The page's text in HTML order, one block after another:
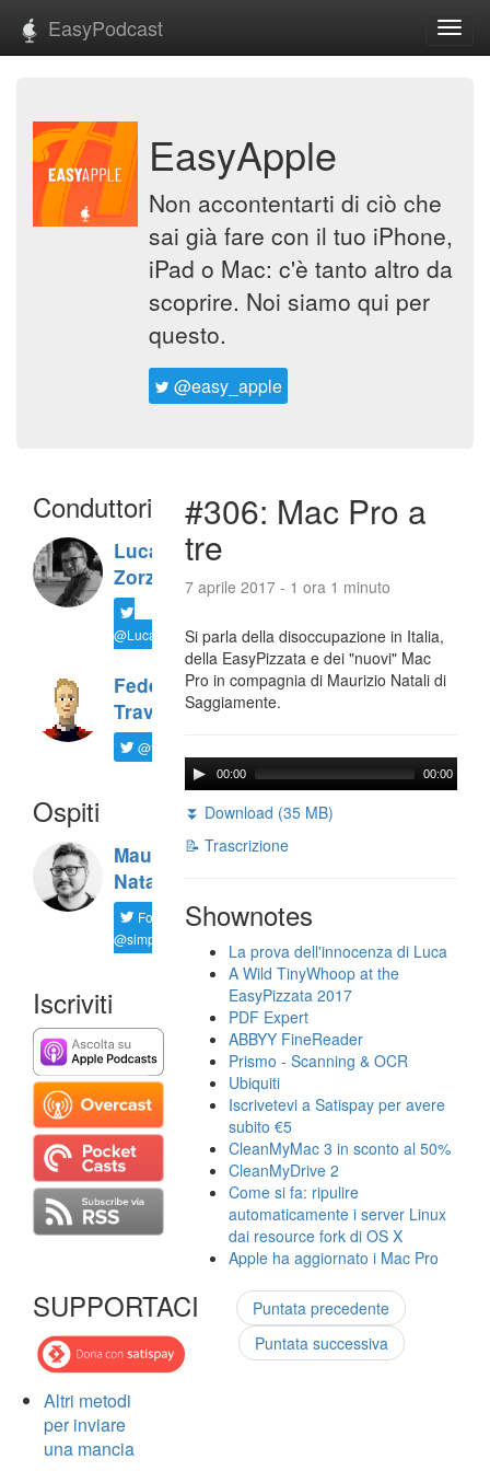
EasyPodcast
EasyApple
Non accontentarti di ciò che
sai già fare con il tuo iPhone,
iPad o Mac: c'è tanto altro da
scoprire. Noi siamo qui per
questo.
@easy_apple
Conduttori
Luca
Zorzi
@LucaTNT
Federico
Travaini
@ftrava
Ospiti
Maurizio
Natali
Follow
@simplemal
Iscriviti
SUPPORTACI
Altri metodi
per inviare
una mancia
#306: Mac Pro a
tre
7 aprile 2017 - 1 ora 1 minuto
Si parla della disoccupazione in Italia,
della EasyPizzata e dei "nuovi" Mac
Pro in compagnia di Maurizio Natali di
Saggiamente.
00:00 00:00
⏬ Download (35 MB)
📝 Trascrizione
Shownotes
La prova dell'innocenza di Luca
A Wild TinyWhoop at the
EasyPizzata 2017
PDF Expert
ABBYY FineReader
Prismo - Scanning & OCR
Ubiquiti
Iscrivetevi a Satispay per avere
subito €5
CleanMyMac 3 in sconto al 50%
CleanMyDrive 2
Come si fa: ripulire
automaticamente i server Linux
dai resource fork di OS X
Apple ha aggiornato i Mac Pro
Puntata precedente
Puntata successiva